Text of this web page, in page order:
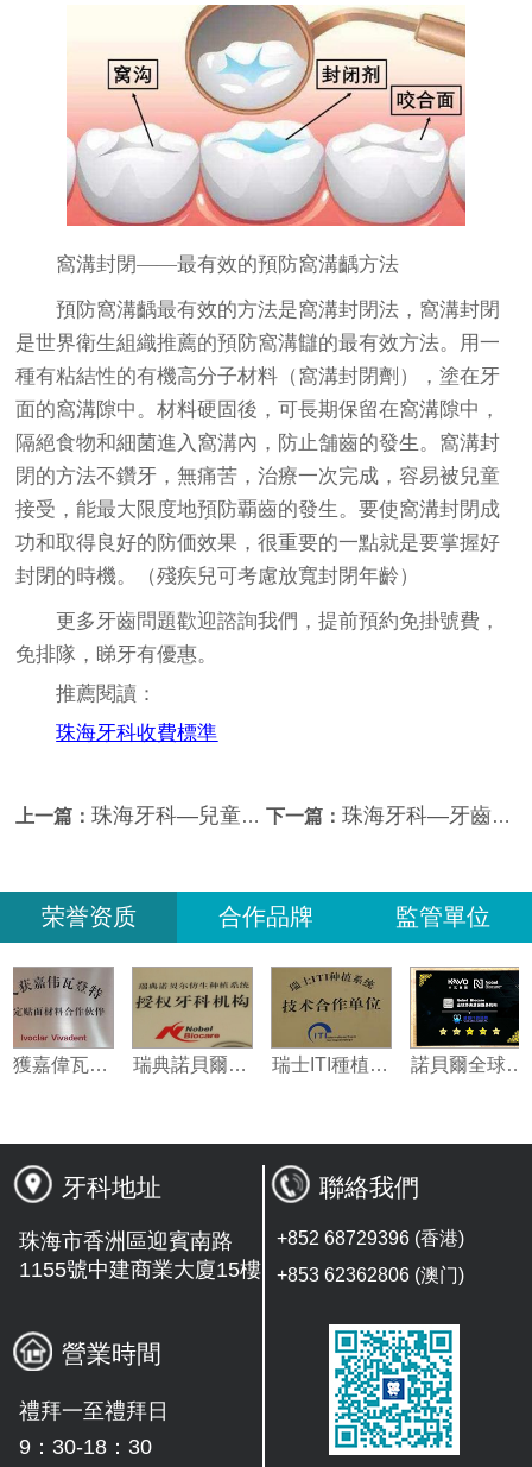
窩溝封閉——最有效的預防窩溝齲方法
預防窩溝齲最有效的方法是窩溝封閉法，窩溝封閉
是世界衛生組織推薦的預防窩溝讎的最有效方法。用一
種有粘結性的有機高分子材料（窩溝封閉劑），塗在牙
面的窩溝隙中。材料硬固後，可長期保留在窩溝隙中，
隔絕食物和細菌進入窩溝內，防止舗齒的發生。窩溝封
閉的方法不鑽牙，無痛苦，治療一次完成，容易被兒童
接受，能最大限度地預防覇齒的發生。要使窩溝封閉成
功和取得良好的防価效果，很重要的一點就是要掌握好
封閉的時機。（殘疾兒可考慮放寬封閉年齡）
更多牙齒問題歡迎諮詢我們，提前預約免掛號費，
免排隊，睇牙有優惠。
推薦閱讀：
珠海牙科收費標準
上一篇：珠海牙科—兒童如何預防齲齒？ 下一篇： 珠海牙科—牙齒出現楔狀缺損的原因有哪些？
荣誉资质 合作品牌 監管單位
牙科地址
珠海市香洲區迎賓南路
1155號中建商業大廈15樓
營業時間
禮拜一至禮拜日
9：30-18：30
聯絡我們
+852 68729396 (香港)
+853 62362806 (澳门)